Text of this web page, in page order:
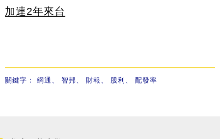
加連2年來台
關鍵字： 網通 智邦 財報 股利 配發率